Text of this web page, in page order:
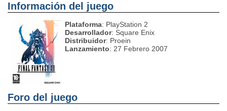
Información del juego
Plataforma: PlayStation 2
Desarrollador: Square Enix
Distribuidor: Proein
Lanzamiento: 27 Febrero 2007
Foro del juego